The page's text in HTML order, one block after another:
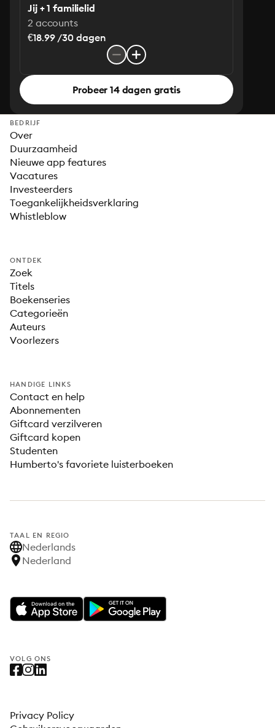
Jij + 1 familielid
2 accounts
€18.99 /30 dagen
Probeer 14 dagen gratis
BEDRIJF
Over
Duurzaamheid
Nieuwe app features
Vacatures
Investeerders
Toegankelijkheidsverklaring
Whistleblow
ONTDEK
Zoek
Titels
Boekenseries
Categorieën
Auteurs
Voorlezers
HANDIGE LINKS
Contact en help
Abonnementen
Giftcard verzilveren
Giftcard kopen
Studenten
Humberto's favoriete luisterboeken
TAAL EN REGIO
Nederlands
Nederland
VOLG ONS
Privacy Policy